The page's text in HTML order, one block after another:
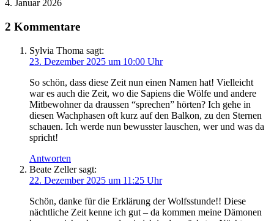
4. Januar 2026
2 Kommentare
Sylvia Thoma sagt:
23. Dezember 2025 um 10:00 Uhr
So schön, dass diese Zeit nun einen Namen hat! Vielleicht
war es auch die Zeit, wo die Sapiens die Wölfe und andere
Mitbewohner da draussen “sprechen” hörten? Ich gehe in
diesen Wachphasen oft kurz auf den Balkon, zu den Sternen
schauen. Ich werde nun bewusster lauschen, wer und was da
spricht!
Antworten
Beate Zeller sagt:
22. Dezember 2025 um 11:25 Uhr
Schön, danke für die Erklärung der Wolfsstunde!! Diese
nächtliche Zeit kenne ich gut – da kommen meine Dämonen